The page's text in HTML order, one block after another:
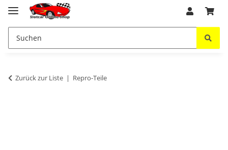
Zurück zur Liste Repro-Teile